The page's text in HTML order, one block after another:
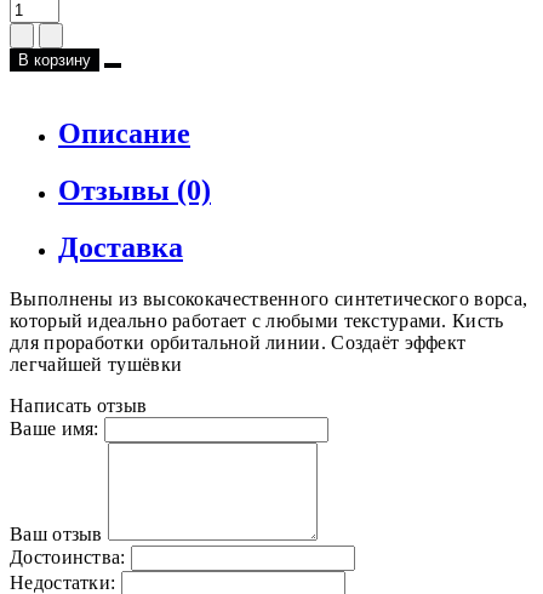
В корзину
Описание
Отзывы (0)
Доставка
Выполнены из высококачественного синтетического ворса,
который идеально работает с любыми текстурами. Кисть
для проработки орбитальной линии. Создаёт эффект
легчайшей тушёвки
Написать отзыв
Ваше имя:
Ваш отзыв
Достоинства:
Недостатки: